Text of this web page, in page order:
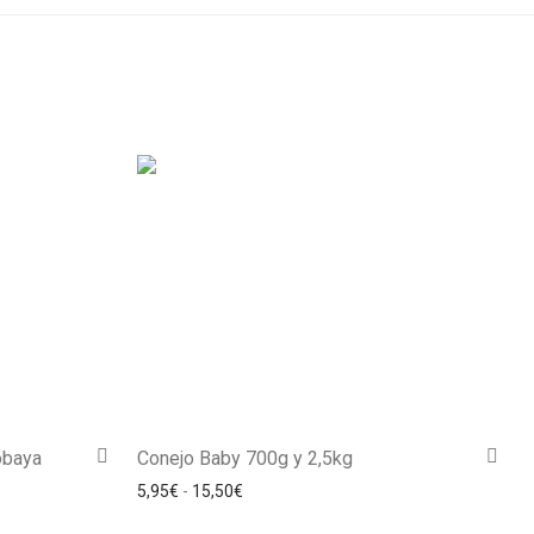
Conejo Baby 700g y 2,5kg
5,95€ - 15,50€